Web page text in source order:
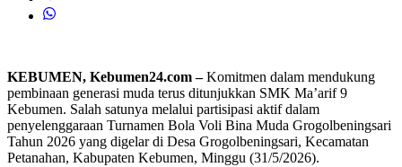
KEBUMEN, Kebumen24.com –Komitmen dalam mendukung
pembinaan generasi muda terus ditunjukkan SMK Ma’arif 9
Kebumen. Salah satunya melalui partisipasi aktif dalam
penyelenggaraan Turnamen Bola Voli Bina Muda Grogolbeningsari
Tahun 2026 yang digelar di Desa Grogolbeningsari, Kecamatan
Petanahan, Kabupaten Kebumen, Minggu (31/5/2026).